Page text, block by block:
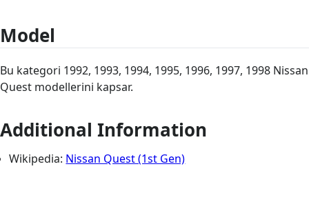
Model
Bu kategori 1992, 1993, 1994, 1995, 1996, 1997, 1998 Nissan
Quest modellerini kapsar.
Additional Information
Wikipedia: Nissan Quest (1st Gen)